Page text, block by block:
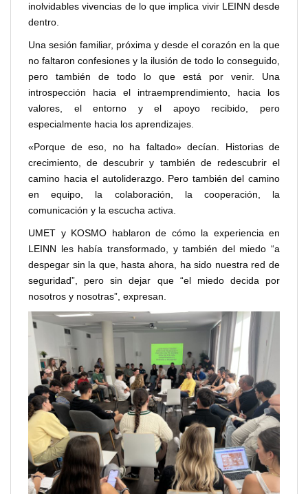
inolvidables vivencias de lo que implica vivir LEINN desde
dentro.
Una sesión familiar, próxima y desde el corazón en la que
no faltaron confesiones y la ilusión de todo lo conseguido,
pero también de todo lo que está por venir. Una
introspección hacia el intraemprendimiento, hacia los
valores, el entorno y el apoyo recibido, pero
especialmente hacia los aprendizajes.
«Porque de eso, no ha faltado» decían. Historias de
crecimiento, de descubrir y también de redescubrir el
camino hacia el autoliderazgo. Pero también del camino
en equipo, la colaboración, la cooperación, la
comunicación y la escucha activa.
UMET y KOSMO hablaron de cómo la experiencia en
LEINN les había transformado, y también del miedo “a
despegar sin la que, hasta ahora, ha sido nuestra red de
seguridad”, pero sin dejar que “el miedo decida por
nosotros y nosotras”, expresan.